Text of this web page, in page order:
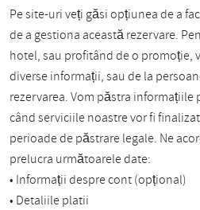
Pe site-uri veți găsi opțiunea de a
de a gestiona această rezervare.
hotel, sau profitând de o promoție,
diverse informații, sau de la
rezervarea. Vom păstra
când serviciile noastre vor fi
perioade de păstrare legale. Ne
prelucra următoarele date:
• Informații despre cont (opțional)
• Detaliile platii